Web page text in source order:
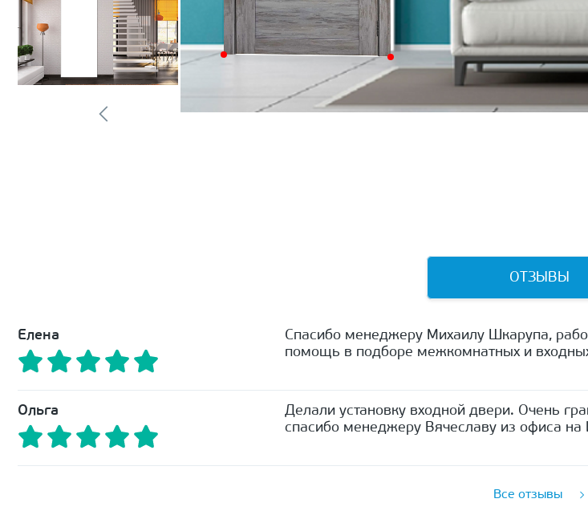
ОТЗЫВЫ
Елена
Спасибо менеджеру Михаилу Шкарупа,
помощь в подборе межкомнатных и
Ольга
Делали установку входной двери. Очень
спасибо менеджеру Вячеславу из офиса на
Все отзывы